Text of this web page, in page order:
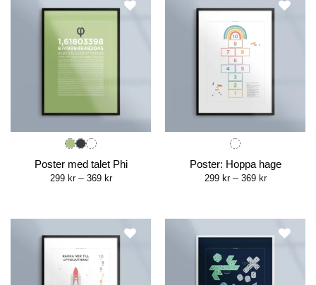
Poster med talet Phi
299 kr – 369 krPrice
Poster: Hoppa hage
299 kr – 369 krPrice